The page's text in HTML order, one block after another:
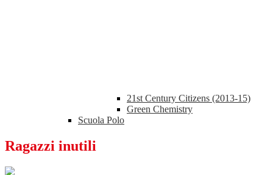
21st Century Citizens (2013-15)
Green Chemistry
Scuola Polo
Ragazzi inutili